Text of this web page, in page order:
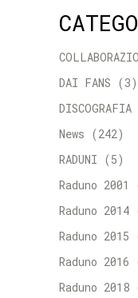
DAI FANS (3)
DISCOGRAFIA
News (242)
RADUNI (5)
Raduno 2001
Raduno 2014
Raduno 2015
Raduno 2016
Raduno 2018